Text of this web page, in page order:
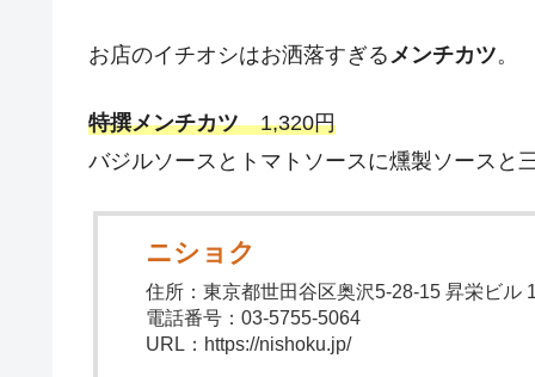
お店のイチオシはお洒落すぎるメンチカツ。
特撰メンチカツ1,320円
バジルソースとトマトソースに燻製ソースと
ニショク
住所：東京都世田谷区奥沢5-28-15 昇栄ビル
電話番号：03-5755-5064
URL：https://nishoku.jp/